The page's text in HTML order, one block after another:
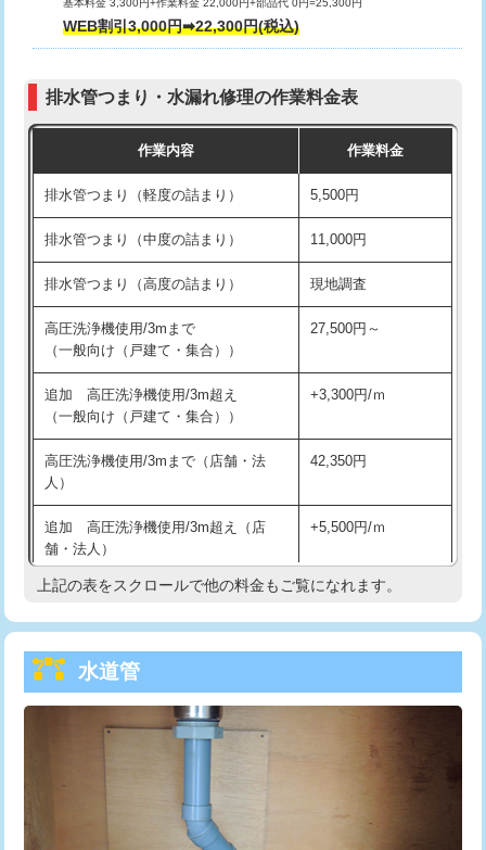
モルタル補修（厚さ10㎝超え）
追加人工 16,500円
現場見積
※給水管工事は20mmまでの価格です。
交換・取付(排水栓・排水トラップ
交換・取付（その他部品） 11,000円+材料費
持込商品取付（単水栓） 13,200円
持込商品取付（混合水栓） 16,500円
持込商品取付（浄水器・分岐水栓） 16,500円
給水管工事※（ホール加工) 16,500円
給水管工事※（バンド止め) 3,300円
給水管工事※（支持金具設置)
給水管工事※（保温材使用（バンド止
め込み）)
5,500円
給水管工事※（土の掘削・埋め戻し作
業)
11,000円
給水管工事※（塩ビ管（VP・HI）使
用/3ｍまで)
33,000円
給水管工事※（塩ビ管（VP・HI）使
+8,800円
給水管工事※（ライニング鋼管・銅
管・ポリ管・HT管使用/3ｍまで)
給水管工事※（ライニング鋼管・銅
管・ポリ管・HT管使用/3ｍ超え)
排水管工事（土の掘削・埋め戻し作
11,000円~
基本料金 3,300円+作業料金 22,000円+部品代 0円=25,300円
WEB割引3,000円➡22,300円(税込)
排水管つまり・水漏れ修理の作業料金表
作業内容 作業料金
排水管つまり（軽度の詰まり） 5,500円
排水管つまり（中度の詰まり） 11,000円
排水管つまり（高度の詰まり） 現地調査
高圧洗浄機使用/3mまで
（一般向け（戸建て・集合））
27,500円～
追加 高圧洗浄機使用/3m超え
（一般向け（戸建て・集合））
+3,300円/ｍ
高圧洗浄機使用/3mまで（店舗・法
人）
42,350円
追加 高圧洗浄機使用/3m超え（店
舗・法人）
+5,500円/ｍ
高度高圧洗浄換 現地調査
トーラー機使用/3mまで
追加トーラー機使用/3m超え
33,000円
8,800円
上記の表をスクロールで他の料金もご覧になれます。
水道管